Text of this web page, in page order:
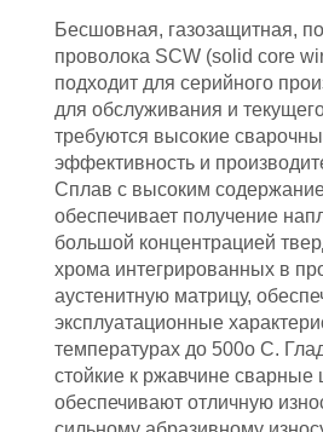
Бесшовная, газозащитная,
проволока SCW (solid core
подходит для серийного
для обслуживания и
требуются высокие
эффективность и
Сплав с высоким
обеспечивает получение
большой концентрацией
хрома интегрированных в
аустенитную матрицу,
эксплуатационные
температурах до 500o C.
стойкие к ржавчине
обеспечивают отличную